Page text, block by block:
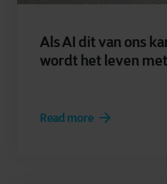
Als AI dit van ons
wordt het leven
Read more